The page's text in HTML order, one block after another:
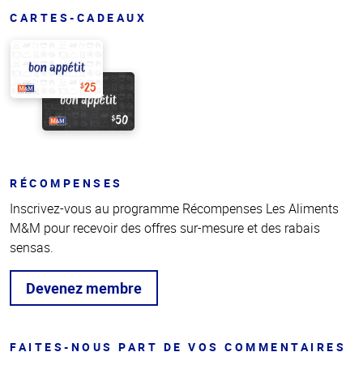
CARTES-CADEAUX
RÉCOMPENSES
Inscrivez-vous au programme Récompenses Les Aliments
M&M pour recevoir des offres sur-mesure et des rabais
sensas.
Devenez membre
FAITES-NOUS PART DE VOS COMMENTAIRES